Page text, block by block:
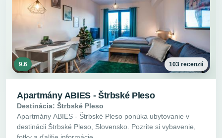
9.6 103 recenzií
Apartmány ABIES - Štrbské Pleso
Destinácia: Štrbské Pleso
Apartmány ABIES - Štrbské Pleso ponúka ubytovanie v
destinácii Štrbské Pleso, Slovensko. Pozrite si vybavenie,